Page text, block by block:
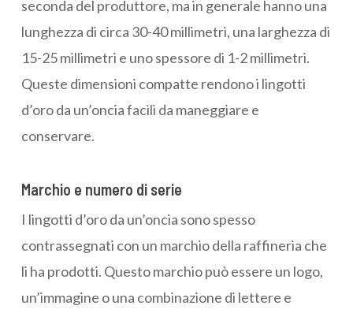
seconda del produttore, ma in generale hanno una
lunghezza di circa 30-40 millimetri, una larghezza di
15-25 millimetri e uno spessore di 1-2 millimetri.
Queste dimensioni compatte rendono i lingotti
d’oro da un’oncia facili da maneggiare e
conservare.
Marchio e numero di serie
I lingotti d’oro da un’oncia sono spesso
contrassegnati con un marchio della raffineria che
li ha prodotti. Questo marchio può essere un logo,
un’immagine o una combinazione di lettere e